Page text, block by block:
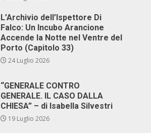
L’Archivio dell’Ispettore Di
Falco: Un Incubo Arancione
Accende la Notte nel Ventre del
Porto (Capitolo 33)
24 Luglio 2026
“GENERALE CONTRO
GENERALE. IL CASO DALLA
CHIESA” – di Isabella Silvestri
19 Luglio 2026